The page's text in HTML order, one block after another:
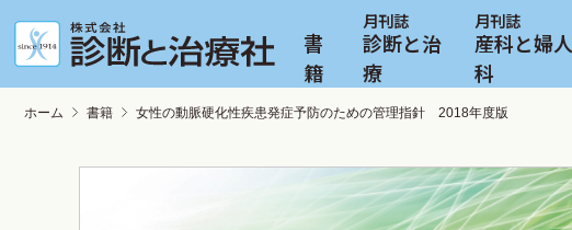
書
籍
診断と治
療
産科と婦人
科
ホーム 書籍 女性の動脈硬化性疾患発症予防のための管理指針 2018年度版